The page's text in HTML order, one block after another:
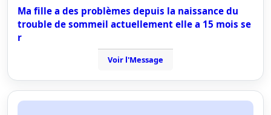
Ma fille a des problèmes depuis la naissance du
trouble de sommeil actuellement elle a 15 mois se
r
Voir l'Message